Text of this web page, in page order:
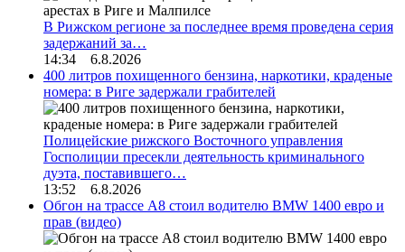
В Рижском регионе за последнее время проведена серия
задержаний за…
14:34 6.8.2026
400 литров похищенного бензина, наркотики, краденые
номера: в Риге задержали грабителей
Полицейские рижского Восточного управления
Госполиции пресекли деятельность криминального
дуэта, поставившего…
13:52 6.8.2026
Обгон на трассе А8 стоил водителю BMW 1400 евро и
прав (видео)